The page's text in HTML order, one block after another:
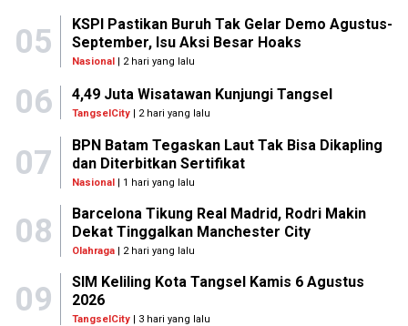
05
KSPI Pastikan Buruh Tak Gelar Demo Agustus-
September, Isu Aksi Besar Hoaks
Nasional| 2 hari yang lalu
06 4,49 Juta Wisatawan Kunjungi Tangsel
TangselCity | 2 hari yang lalu
07
BPN Batam Tegaskan Laut Tak Bisa Dikapling
dan Diterbitkan Sertifikat
Nasional| 1 hari yang lalu
08
Barcelona Tikung Real Madrid, Rodri Makin
Dekat Tinggalkan Manchester City
Olahraga| 2 hari yang lalu
09
SIM Keliling Kota Tangsel Kamis 6 Agustus
2026
TangselCity| 3 hari yang lalu